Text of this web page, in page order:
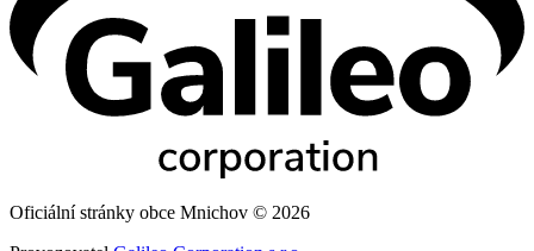
Oficiální stránky obce Mnichov © 2026